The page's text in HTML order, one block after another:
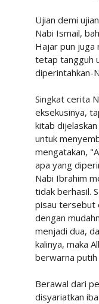
Ujian demi
Nabi Ismail,
Hajar pun juga
tetap tangguh
diperintahkan-
Singkat cerita
eksekusinya,
kitab
untuk
mengatakan,
apa yang
Nabi Ibrahim
tidak berhasil.
pisau tersebut
dengan
menjadi dua,
kalinya, maka
berwarna putih
Berawal dari
disyariatkan